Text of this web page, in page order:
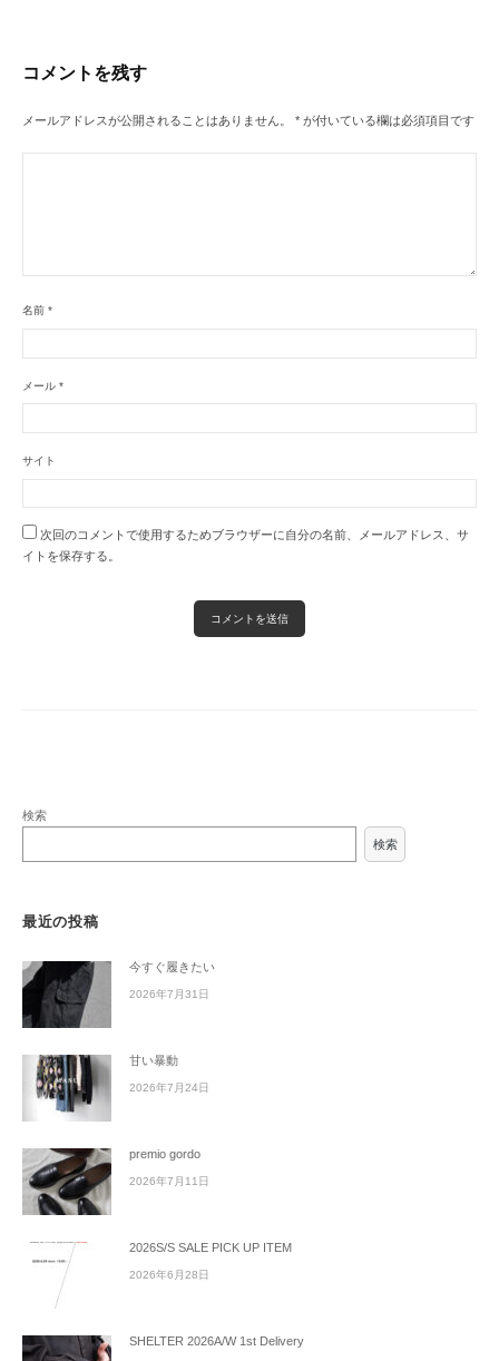
ョ
ン
コメントを残す
メールアドレスが公開されることはありません。 * が付いている欄は必須項目です
名前 *
メール *
サイト
次回のコメントで使用するためブラウザーに自分の名前、メールアドレス、サ
イトを保存する。
検索
検索
最近の投稿
今すぐ履きたい
2026年7月31日
甘い暴動
2026年7月24日
premio gordo
2026年7月11日
2026S/S SALE PICK UP ITEM
2026年6月28日
SHELTER 2026A/W 1st Delivery